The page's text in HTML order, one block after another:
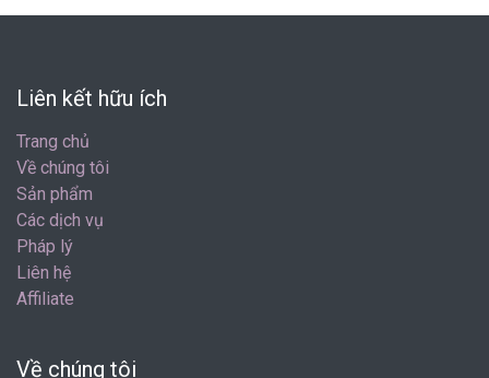
Liên kết hữu ích
Trang chủ
Về chúng tôi
Sản phẩm
Các dịch vụ
Pháp lý
Liên hệ
Affiliate
Về chúng tôi